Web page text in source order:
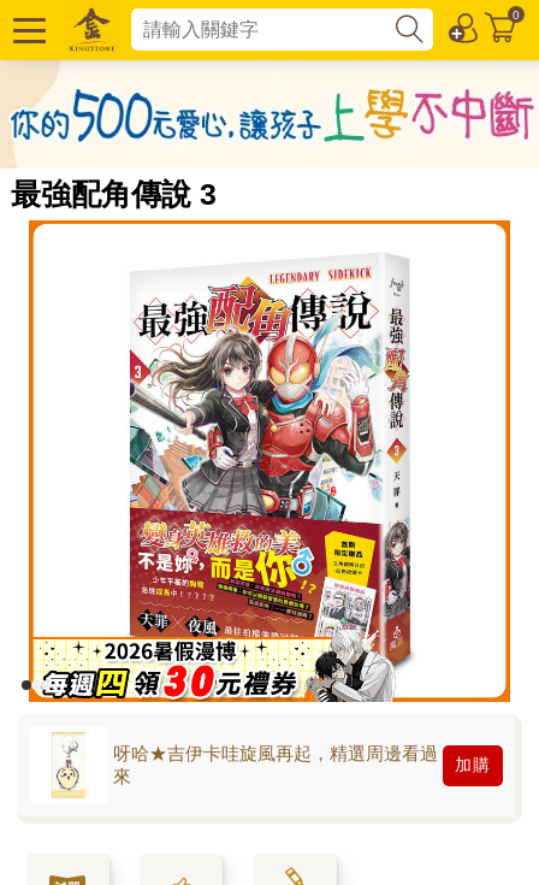
0
最強配角傳說 3
呀哈★吉伊卡哇旋風再起，精選周邊看過
來
加購